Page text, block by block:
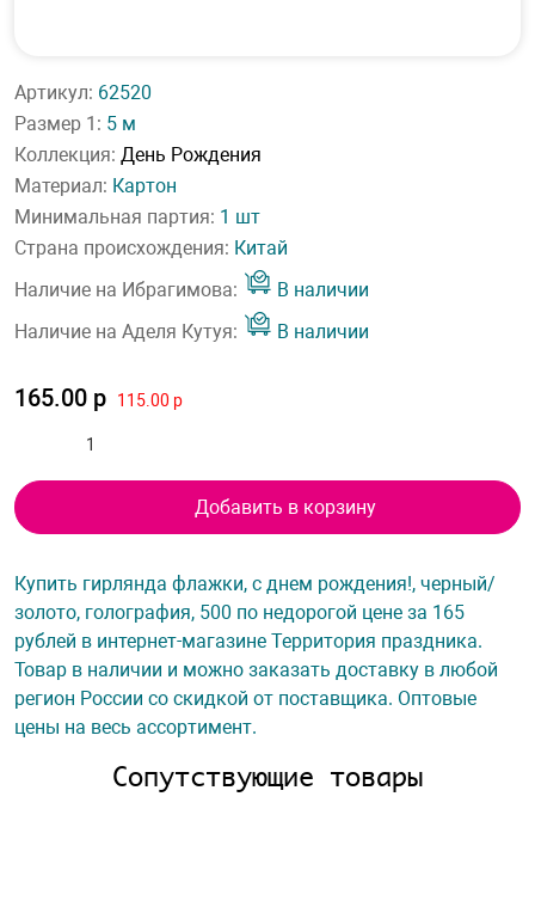
Артикул: 62520
Размер 1: 5 м
Коллекция: День Рождения
Материал: Картон
Минимальная партия: 1 шт
Страна происхождения: Китай
Наличие на Ибрагимова:
В наличии
Наличие на Аделя Кутуя:
В наличии
165.00 р 115.00 р
Добавить в корзину
Купить гирлянда флажки, с днем рождения!, черный/
золото, голография, 500 по недорогой цене за 165
рублей в интернет-магазине Территория праздника.
Товар в наличии и можно заказать доставку в любой
регион России со скидкой от поставщика. Оптовые
цены на весь ассортимент.
Сопутствующие товары